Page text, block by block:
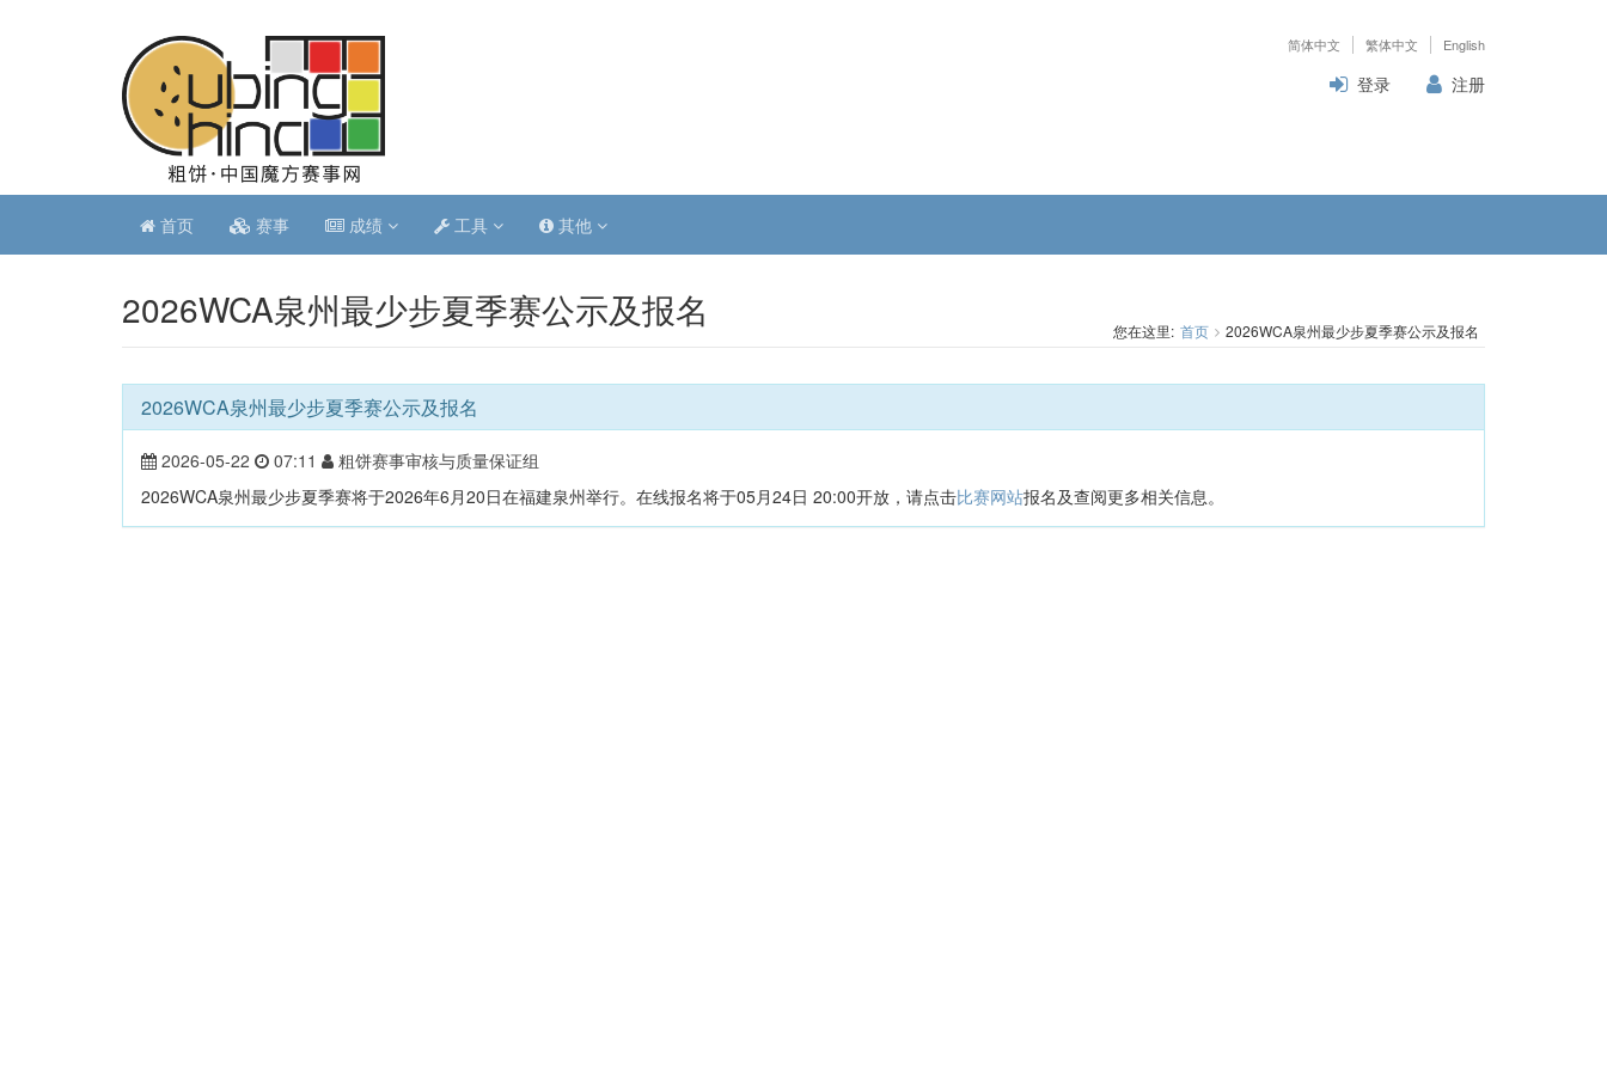
简体中文 繁体中文 English
登录 注册
首页 赛事 成绩 工具 其他
2026WCA泉州最少步夏季赛公示及报名 您在这里: 首页 2026WCA泉州最少步夏季赛公示及报名
2026WCA泉州最少步夏季赛公示及报名
2026-05-22 07:11
粗饼赛事审核与质量保证组
2026WCA泉州最少步夏季赛将于2026年6月20日在福建泉州举行。在线报名将于05月24日 20:00开放，请点击比赛网站报名及查阅更多相关信息。